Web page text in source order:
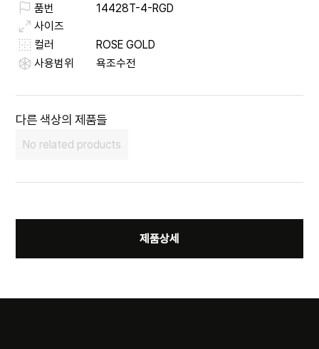
품번
14428T-4-RGD
사이즈
컬러
ROSE GOLD
사용범위
욕조수전
다른 색상의 제품들
No related products
제품상세